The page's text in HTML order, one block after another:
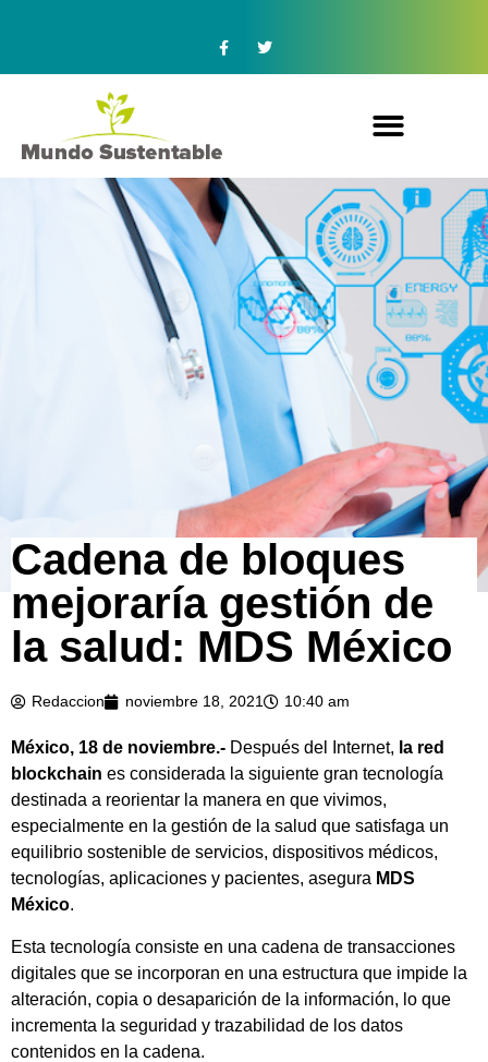
Cadena de bloques
mejoraría gestión de
la salud: MDS México
Redaccion noviembre 18, 2021 10:40 am
México, 18 de noviembre.- Después del Internet, la red
blockchain es considerada la siguiente gran tecnología
destinada a reorientar la manera en que vivimos,
especialmente en la gestión de la salud que satisfaga un
equilibrio sostenible de servicios, dispositivos médicos,
tecnologías, aplicaciones y pacientes, asegura MDS
México.
Esta tecnología consiste en una cadena de transacciones
digitales que se incorporan en una estructura que impide la
alteración, copia o desaparición de la información, lo que
incrementa la seguridad y trazabilidad de los datos
contenidos en la cadena.